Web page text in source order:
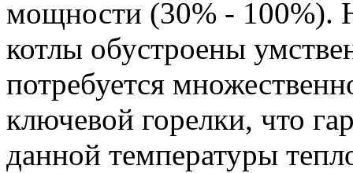
мощности (30% - 100%).
котлы обустроены
потребуется
ключевой горелки, что
данной температуры